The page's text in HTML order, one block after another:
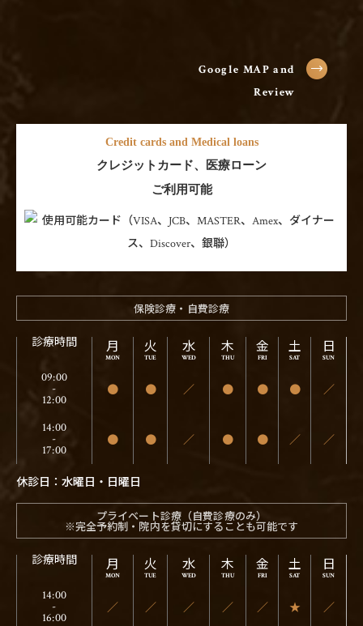
Google MAP and
Review
Credit cards and Medical loans
クレジットカード、医療ローン
ご利用可能
保険診療・自費診療
診療時間 月 火 水 木 金 土 日
09:00
-
12:00
● ● ／ ● ● ● ／
14:00
-
17:00
● ● ／ ● ● ／ ／
休診日：水曜日・日曜日
プライベート診療（自費診療のみ）
※完全予約制・院内を貸切にすることも可能です
診療時間 月 火 水 木 金 土 日
14:00
-
16:00
／ ／ ／ ／ ／ ★ ／